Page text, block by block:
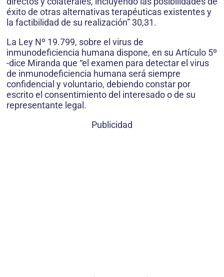
éxito de otras alternativas terapéuticas existentes y
la factibilidad de su realización” 30,31.
La Ley Nº 19.799, sobre el virus de
inmunodeficiencia humana dispone, en su Artículo 5º
-dice Miranda que “el examen para detectar el virus
de inmunodeficiencia humana será siempre
confidencial y voluntario, debiendo constar por
escrito el consentimiento del interesado o de su
representante legal.
Publicidad